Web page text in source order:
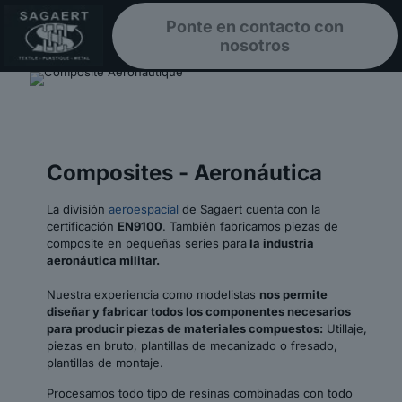
Ponte en contacto con
nosotros
Composites - Aeronáutica
La divisiónaeroespacial de Sagaert cuenta con la
certificación EN9100. También fabricamos piezas de
composite en pequeñas series para la industria
aeronáutica militar.
Nuestra experiencia como modelistas nos permite
diseñar y fabricar todos los componentes necesarios
para producir piezas de materiales compuestos: Utillaje,
piezas en bruto, plantillas de mecanizado o fresado,
plantillas de montaje.
Procesamos todo tipo de resinas combinadas con todo